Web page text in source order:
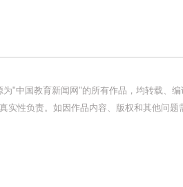
为"中国教育新闻网"的所有作品，均转载、
实性负责。如因作品内容、版权和其他问